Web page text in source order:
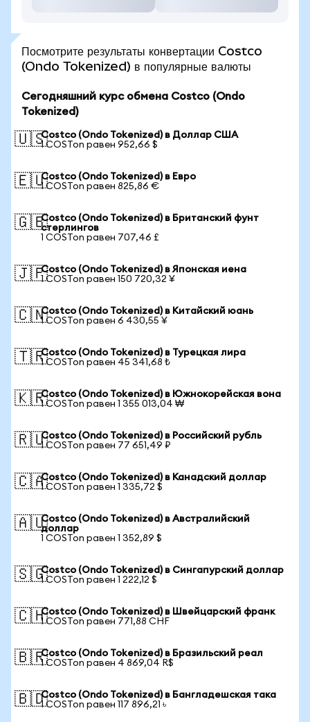
Посмотрите результаты конвертации Costco
(Ondo Tokenized) в популярные валюты
Сегодняшний курс обмена Costco (Ondo
Tokenized)
🇺🇸Costco (Ondo Tokenized) в Доллар США
1 COSTon равен 952,66 $
🇪🇺Costco (Ondo Tokenized) в Евро
1 COSTon равен 825,86 €
🇬🇧Costco (Ondo Tokenized) в Британский фунт
стерлингов
1 COSTon равен 707,46 £
🇯🇵Costco (Ondo Tokenized) в Японская иена
1 COSTon равен 150 720,32 ¥
🇨🇳Costco (Ondo Tokenized) в Китайский юань
1 COSTon равен 6 430,55 ¥
🇹🇷Costco (Ondo Tokenized) в Турецкая лира
1 COSTon равен 45 341,68 ₺
🇰🇷Costco (Ondo Tokenized) в Южнокорейская вона
1 COSTon равен 1 355 013,04 ₩
🇷🇺Costco (Ondo Tokenized) в Российский рубль
1 COSTon равен 77 651,49 ₽
🇨🇦Costco (Ondo Tokenized) в Канадский доллар
1 COSTon равен 1 335,72 $
🇦🇺Costco (Ondo Tokenized) в Австралийский
доллар
1 COSTon равен 1 352,89 $
🇸🇬Costco (Ondo Tokenized) в Сингапурский доллар
1 COSTon равен 1 222,12 $
🇨🇭Costco (Ondo Tokenized) в Швейцарский франк
1 COSTon равен 771,88 CHF
🇧🇷Costco (Ondo Tokenized) в Бразильский реал
1 COSTon равен 4 869,04 R$
🇧🇩Costco (Ondo Tokenized) в Бангладешская така
1 COSTon равен 117 896,21 ৳